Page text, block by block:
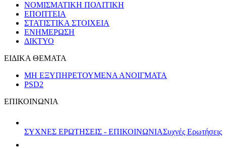
ΝΟΜΙΣΜΑΤΙΚΗ ΠΟΛΙΤΙΚΗ
ΕΠΟΠΤΕΙΑ
ΣΤΑΤΙΣΤΙΚΑ ΣΤΟΙΧΕΙΑ
ΕΝΗΜΕΡΩΣΗ
ΔΙΚΤΥΟ
ΕΙΔΙΚΑ ΘΕΜΑΤΑ
ΜΗ ΕΞΥΠΗΡΕΤΟΥΜΕΝΑ ΑΝΟΙΓΜΑΤΑ
PSD2
ΕΠΙΚΟΙΝΩΝΙΑ
ΣΥΧΝΕΣ ΕΡΩΤΗΣΕΙΣ - ΕΠΙΚΟΙΝΩΝΙΑΣυχνές Ερωτήσεις